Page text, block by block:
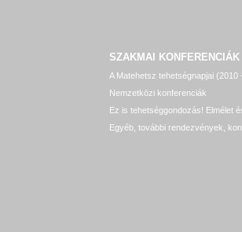
SZAKMAI KONFERENCIÁK
A Matehetsz tehetségnapjai (2010
Nemzetközi konferenciák
Ez is tehetséggondozás! Elmélet
Egyéb, további rendezvények,